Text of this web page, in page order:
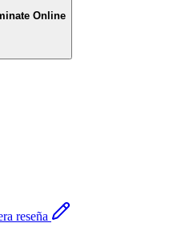
Online
reseña